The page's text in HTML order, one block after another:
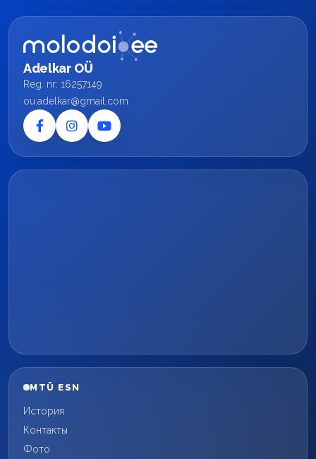
Adelkar OÜ
Reg. nr: 16257149
ou.adelkar@gmail.com
MTÜ ESN
История
Контакты
Фото